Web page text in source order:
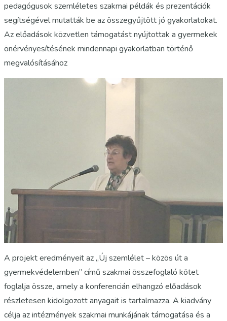
pedagógusok szemléletes szakmai példák és prezentációk
segítségével mutatták be az összegyűjtött jó gyakorlatokat.
Az előadások közvetlen támogatást nyújtottak a gyermekek
önérvényesítésének mindennapi gyakorlatban történő
megvalósításához
A projekt eredményeit az „Új szemlélet – közös út a
gyermekvédelemben” című szakmai összefoglaló kötet
foglalja össze, amely a konferencián elhangzó előadások
részletesen kidolgozott anyagait is tartalmazza. A kiadvány
célja az intézmények szakmai munkájának támogatása és a